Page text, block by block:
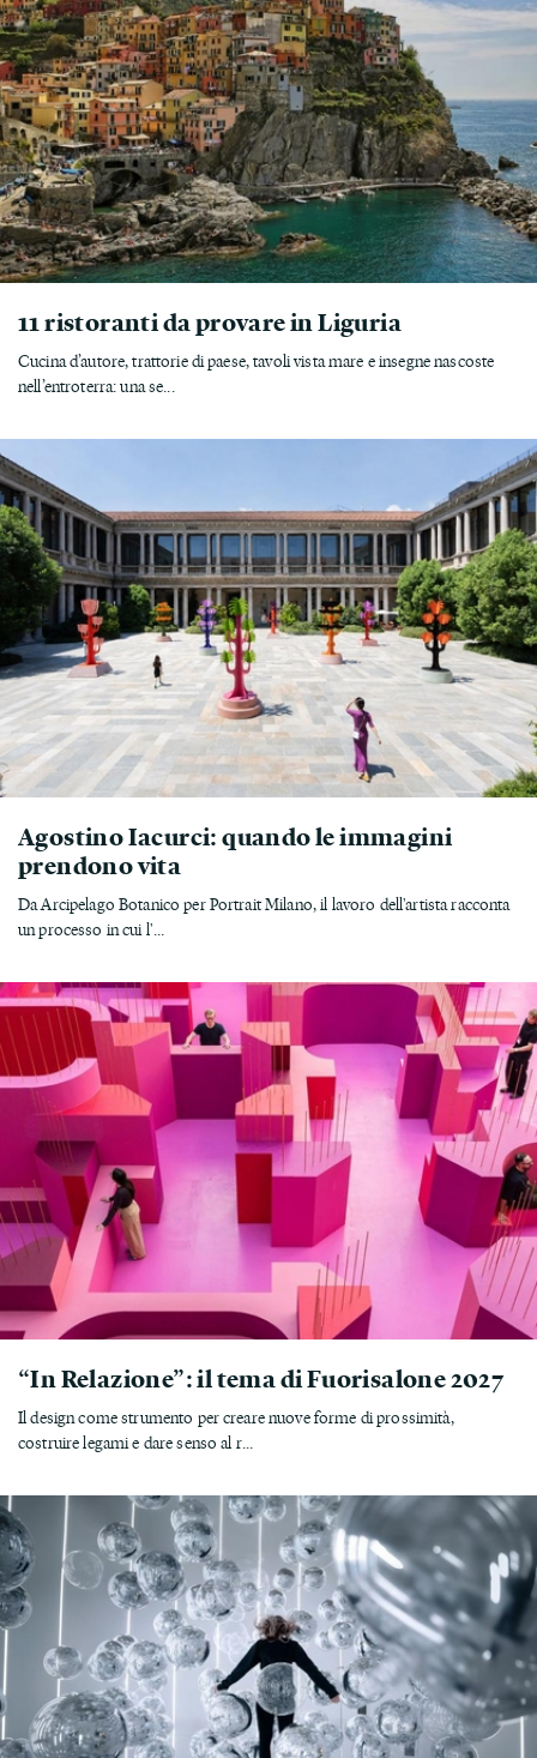
11 ristoranti da provare in Liguria
Cucina d’autore, trattorie di paese, tavoli vista mare e insegne nascoste
nell’entroterra: una se...
Agostino Iacurci: quando le immagini
prendono vita
Da Arcipelago Botanico per Portrait Milano, il lavoro dell'artista racconta
un processo in cui l'...
“In Relazione”: il tema di Fuorisalone 2027
Il design come strumento per creare nuove forme di prossimità,
costruire legami e dare senso al r...